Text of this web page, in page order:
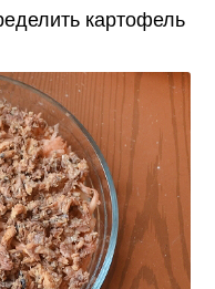
картофель